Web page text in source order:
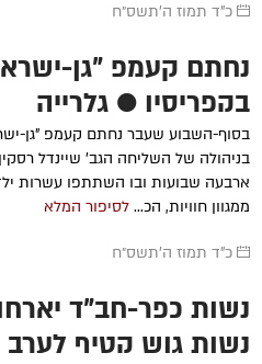
כ"ד תמוז ה׳תשס״ח
נחתם קעמפ "גן-
בקפריסין ● גלרייה
בסוף-השבוע שעבר נחתם קעמפ "גן-
בניהולה של השליחה הגב' שיינדל
ארבעה שבועות ובו השתתפו עשרות
ממגוון חוויות, הכ... לסיפור המלא
כ"ד תמוז ה׳תשס״ח
נשות כפר-חב"ד
נשות גוש קטיף לערב
ע״ה-
הכהן
ע״ה-
ע״ה -
מרת פריווא
תש"מ
תרפ"ט
הרה"ח
משה